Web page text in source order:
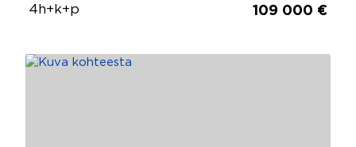
4h+k+p 109 000 €